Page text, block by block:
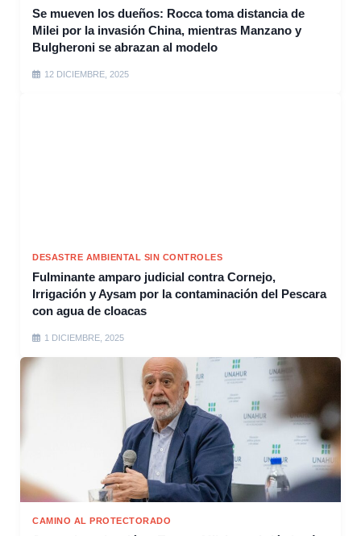
Se mueven los dueños: Rocca toma distancia de
Milei por la invasión China, mientras Manzano y
Bulgheroni se abrazan al modelo
12 DICIEMBRE, 2025
DESASTRE AMBIENTAL SIN CONTROLES
Fulminante amparo judicial contra Cornejo,
Irrigación y Aysam por la contaminación del Pescara
con agua de cloacas
1 DICIEMBRE, 2025
CAMINO AL PROTECTORADO